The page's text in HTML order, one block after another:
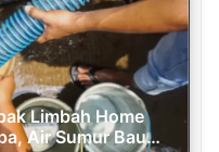
Limbah Home
Air Sumur Bau